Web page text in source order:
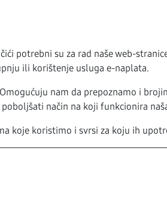
potrebni su za rad naše web-
ili korištenje usluga e-naplata.
Omogućuju nam da prepoznamo i
način na koji funkcionira
koje koristimo i svrsi za koju ih